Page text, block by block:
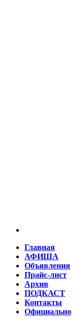
Главная
АФИША
Объявления
Прайс-лист
Архив
ПОДКАСТ
Контакты
Официально